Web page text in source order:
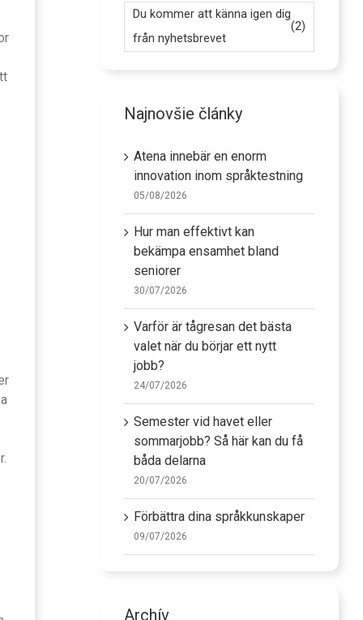
Du kommer att känna igen dig
från nyhetsbrevet
(2)
Najnovšie články
Atena innebär en enorm
innovation inom språktestning
05/08/2026
Hur man effektivt kan
bekämpa ensamhet bland
seniorer
30/07/2026
Varför är tågresan det bästa
valet när du börjar ett nytt
jobb?
24/07/2026
Semester vid havet eller
sommarjobb? Så här kan du få
båda delarna
20/07/2026
Förbättra dina språkkunskaper
09/07/2026
Archív